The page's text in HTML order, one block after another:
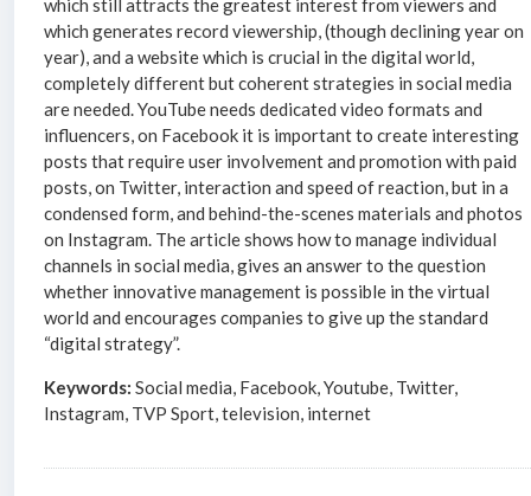
which still attracts the greatest interest from viewers and
which generates record viewership, (though declining year on
year), and a website which is crucial in the digital world,
completely different but coherent strategies in social media
are needed. YouTube needs dedicated video formats and
influencers, on Facebook it is important to create interesting
posts that require user involvement and promotion with paid
posts, on Twitter, interaction and speed of reaction, but in a
condensed form, and behind-the-scenes materials and photos
on Instagram. The article shows how to manage individual
channels in social media, gives an answer to the question
whether innovative management is possible in the virtual
world and encourages companies to give up the standard
“digital strategy”.
Keywords:Social media, Facebook, Youtube, Twitter,
Instagram, TVP Sport, television, internet